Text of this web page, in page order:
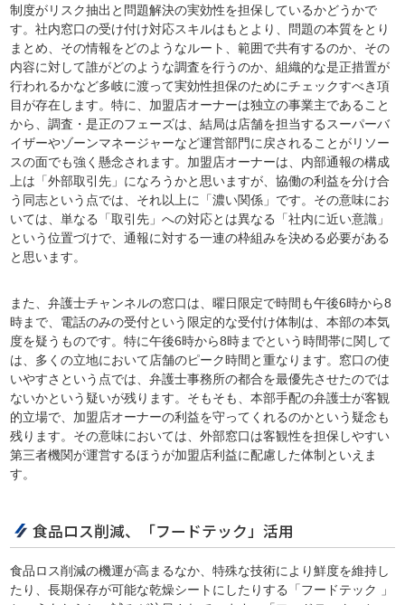
制度がリスク抽出と問題解決の実効性を担保しているかどうかで
す。社内窓口の受け付け対応スキルはもとより、問題の本質をとり
まとめ、その情報をどのようなルート、範囲で共有するのか、その
内容に対して誰がどのような調査を行うのか、組織的な是正措置が
行われるかなど多岐に渡って実効性担保のためにチェックすべき項
目が存在します。特に、加盟店オーナーは独立の事業主であること
から、調査・是正のフェーズは、結局は店舗を担当するスーパーバ
イザーやゾーンマネージャーなど運営部門に戻されることがリソー
スの面でも強く懸念されます。加盟店オーナーは、内部通報の構成
上は「外部取引先」になろうかと思いますが、協働の利益を分け合
う同志という点では、それ以上に「濃い関係」です。その意味にお
いては、単なる「取引先」への対応とは異なる「社内に近い意識」
という位置づけで、通報に対する一連の枠組みを決める必要がある
と思います。
また、弁護士チャンネルの窓口は、曜日限定で時間も午後6時から8
時まで、電話のみの受付という限定的な受付け体制は、本部の本気
度を疑うものです。特に午後6時から8時までという時間帯に関して
は、多くの立地において店舗のピーク時間と重なります。窓口の使
いやすさという点では、弁護士事務所の都合を最優先させたのでは
ないかという疑いが残ります。そもそも、本部手配の弁護士が客観
的立場で、加盟店オーナーの利益を守ってくれるのかという疑念も
残ります。その意味においては、外部窓口は客観性を担保しやすい
第三者機関が運営するほうが加盟店利益に配慮した体制といえま
す。
食品ロス削減、「フードテック」活用
食品ロス削減の機運が高まるなか、特殊な技術により鮮度を維持し
たり、長期保存が可能な乾燥シートにしたりする「フードテック 」